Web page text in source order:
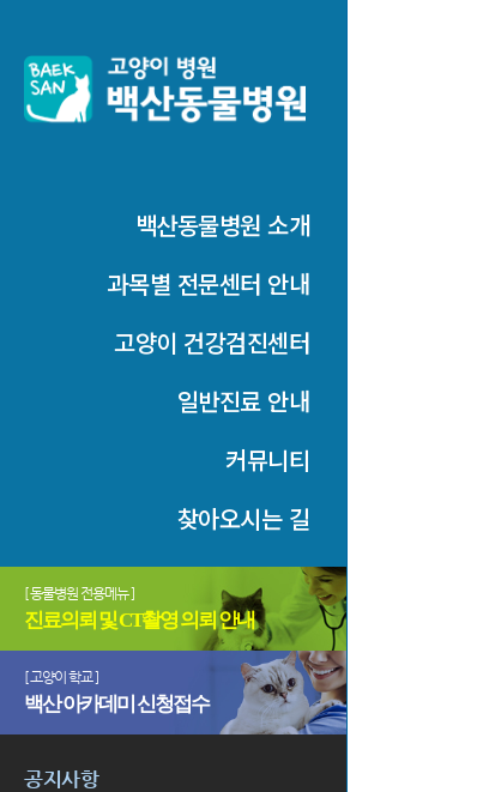
백산동물병원 소개
과목별 전문센터 안내
고양이 건강검진센터
일반진료 안내
커뮤니티
찾아오시는 길
[ 동물병원 전용메뉴 ]
진료의뢰 및 CT촬영 의뢰 안내
[ 고양이 학교 ]
백산 아카데미 신청접수
공지사항